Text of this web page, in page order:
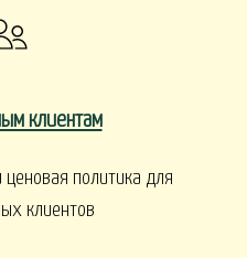
клиентам
политика для
клиентов